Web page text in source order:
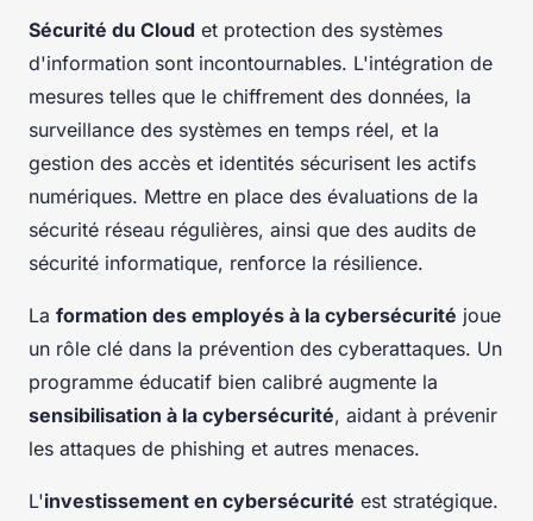
Sécurité du Cloud et protection des systèmes
d'information sont incontournables. L'intégration de
mesures telles que le chiffrement des données, la
surveillance des systèmes en temps réel, et la
gestion des accès et identités sécurisent les actifs
numériques. Mettre en place des évaluations de la
sécurité réseau régulières, ainsi que des audits de
sécurité informatique, renforce la résilience.
La formation des employés à la cybersécurité joue
un rôle clé dans la prévention des cyberattaques. Un
programme éducatif bien calibré augmente la
sensibilisation à la cybersécurité, aidant à prévenir
les attaques de phishing et autres menaces.
L'investissement en cybersécurité est stratégique.